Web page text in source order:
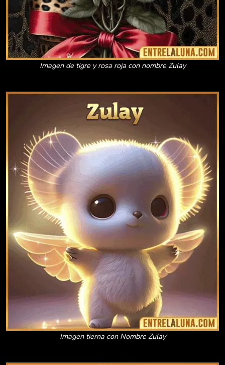
Imagen de tigre y rosa roja con nombre Zulay
Imagen tierna con Nombre Zulay